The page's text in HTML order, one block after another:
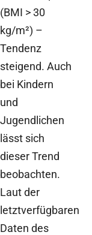
(BMI > 30
kg/m²) –
Tendenz
steigend. Auch
bei Kindern
und
Jugendlichen
lässt sich
dieser Trend
beobachten.
Laut der
letztverfügbaren
Daten des